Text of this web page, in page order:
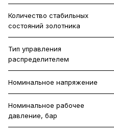
Количество стабильных
состояний золотника
Тип управления
распределителем
Номинальное напряжение
Номинальное рабочее
давление, бар